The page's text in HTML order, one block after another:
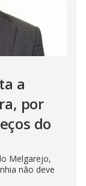
a
por
do
Melgarejo,
não deve